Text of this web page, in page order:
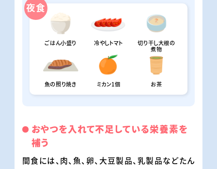
夜食
ごはん小盛り 冷やしトマト
切り干し大根の
煮物
魚の照り焼き ミカン1個 お茶
おやつを入れて不足している栄養素を
補う
間食には、肉、魚、卵、大豆製品、乳製品などたん